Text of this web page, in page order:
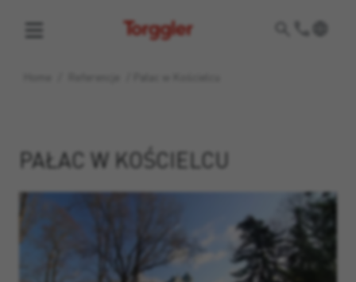
Torggler
PAŁAC W KOŚCIELCU